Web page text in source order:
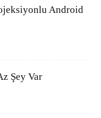
Android
Şey Var